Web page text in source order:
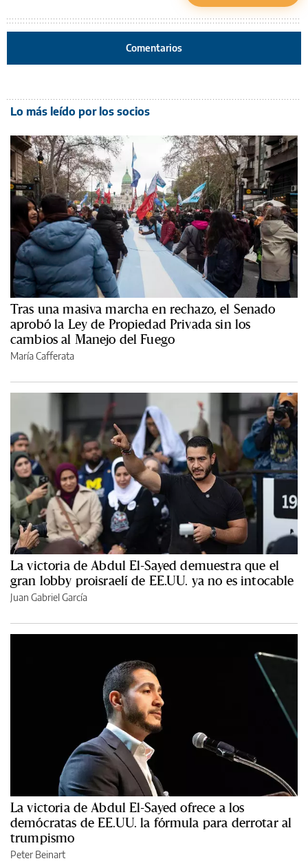
Comentarios
Lo más leído por los socios
Tras una masiva marcha en rechazo, el Senado
aprobó la Ley de Propiedad Privada sin los
cambios al Manejo del Fuego
María Cafferata
La victoria de Abdul El-Sayed demuestra que el
gran lobby proisraelí de EE.UU. ya no es intocable
Juan Gabriel García
La victoria de Abdul El-Sayed ofrece a los
demócratas de EE.UU. la fórmula para derrotar al
trumpismo
Peter Beinart